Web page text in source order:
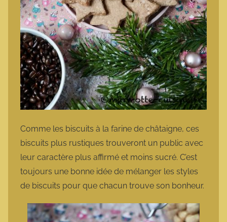
Comme les biscuits à la farine de châtaigne, ces
biscuits plus rustiques trouveront un public avec
leur caractère plus affirmé et moins sucré. C’est
toujours une bonne idée de mélanger les styles
de biscuits pour que chacun trouve son bonheur.